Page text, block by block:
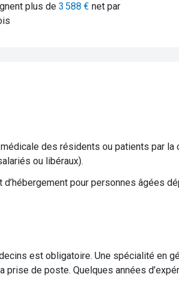
plus de 3 588 € net par
des résidents ou patients par
ou libéraux).
pour personnes âgées
est obligatoire. Une spécialité en
de poste. Quelques années